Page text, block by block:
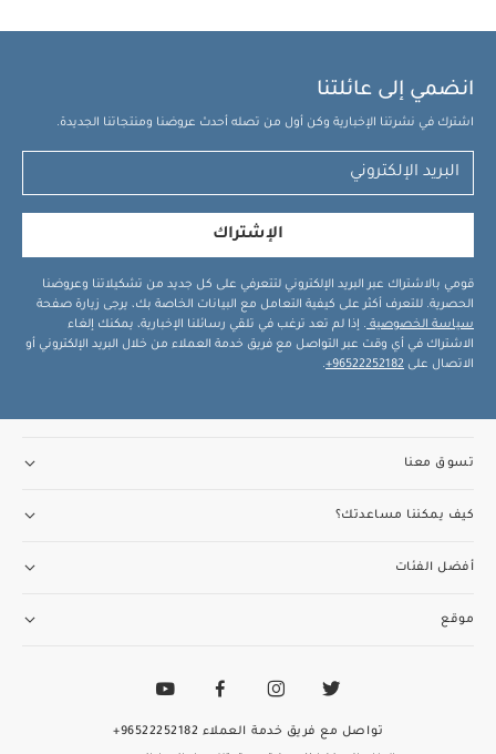
انضمي إلى عائلتنا
اشترك في نشرتنا الإخبارية وكن أول من تصله أحدث عروضنا ومنتجاتنا الجديدة.
الإشتراك
قومي بالاشتراك عبر البريد الإلكتروني لتتعرفي على كل جديد من تشكيلاتنا وعروضنا
الحصرية. للتعرف أكثر على كيفية التعامل مع البيانات الخاصة بك، يرجى زيارة صفحة
سياسة الخصوصية . إذا لم تعد ترغب في تلقي رسائلنا الإخبارية، يمكنك إلغاء
الاشتراك في أي وقت عبر التواصل مع فريق خدمة العملاء من خلال البريد الإلكتروني أو
الاتصال على 96522252182+
.
تسوق معنا
كيف يمكننا مساعدتك؟
أفضل الفئات
موقع
تواصل مع فريق خدمة العملاء 96522252182+